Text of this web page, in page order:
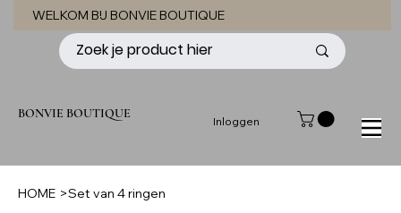
WELKOM BIJ BONVIE BOUTIQUE
BONVIE BOUTIQUE
Inloggen
HOME >Set van 4 ringen